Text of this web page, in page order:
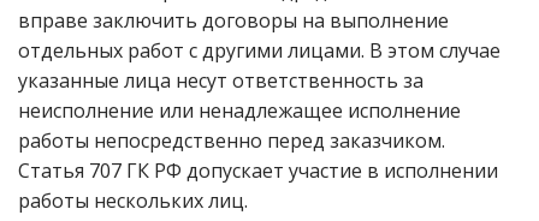
вправе заключить договоры на выполнение
отдельных работ с другими лицами. В этом случае
указанные лица несут ответственность за
неисполнение или ненадлежащее исполнение
работы непосредственно перед заказчиком.
Статья 707 ГК РФ допускает участие в исполнении
работы нескольких лиц.